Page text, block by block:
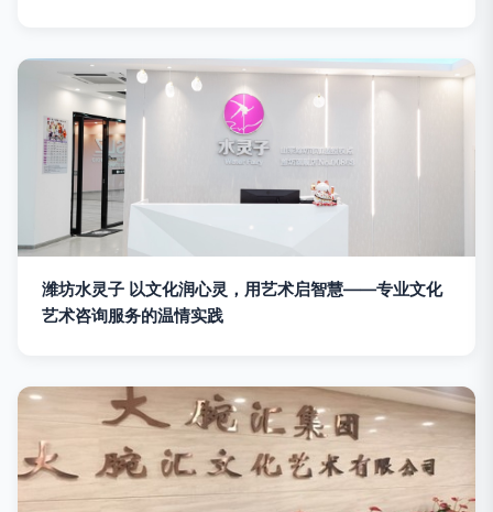
潍坊水灵子 以文化润心灵，用艺术启智慧——专业文化
艺术咨询服务的温情实践